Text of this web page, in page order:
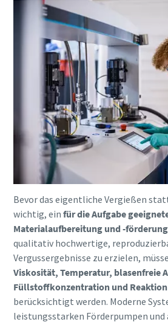
Bevor das eigentliche Vergießen
wichtig, ein für die Aufgabe
Materialaufbereitung und -förderung
qualitativ hochwertige,
Vergussergebnisse zu erzielen,
Viskosität, Temperatur, blasenfreie
Füllstoffkonzentration und Reaktion
berücksichtigt werden. Moderne
leistungsstarken Förderpumpen